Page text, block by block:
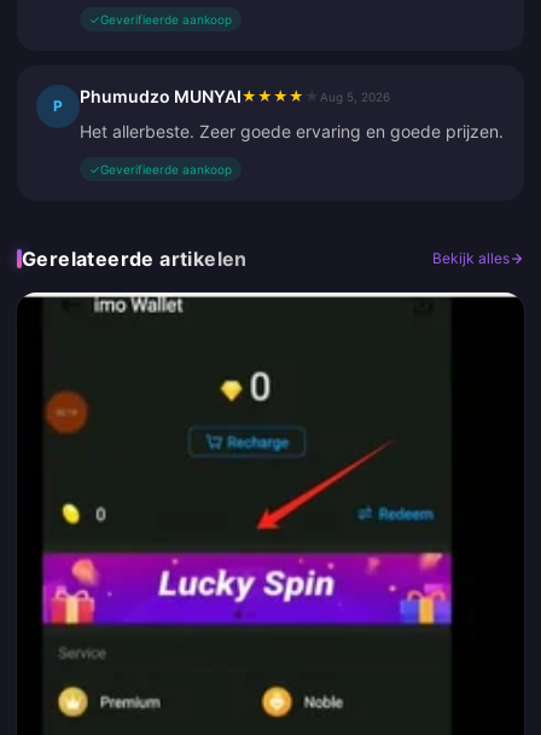
✓Geverifieerde aankoop
P Phumudzo MUNYAI★ ★ ★ ★ Aug 5, 2026
Het allerbeste. Zeer goede ervaring en goede prijzen.
✓Geverifieerde aankoop
Gerelateerde artikelen Bekijk alles